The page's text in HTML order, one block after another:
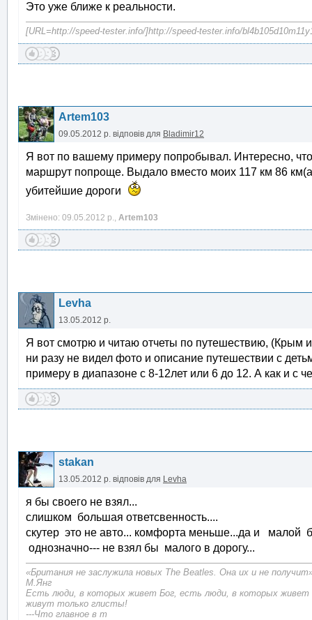
Это уже ближе к реальности.
[URL=http://speed-tester.info/]http://speed-tester.info/
Artem103
09.05.2012 р. відповів для Bladimir12
Я вот по вашему примеру попробывал. Интересно,
маршрут попроще. Выдало вместо моих 117 км 86
убитейшие дороги
Змінено: 09.05.2012 р., Artem103
Levha
13.05.2012 р.
Я вот смотрю и читаю отчеты по путешествию, (Крым
ни разу не видел фото и описание путешествии с
примеру в диапазоне с 8-12лет или 6 до 12. А как и с
stakan
13.05.2012 р. відповів для Levha
я бы своего не взял...
слишком большая ответсвенность....
скутер это не авто... комфорта меньше...да и малой
однозначно--- не взял бы малого в дорогу...
«Британия не заслужила новых The Beatles. Она их и не
М.Янг
Есть люди, в которых живет Бог, есть люди, в которых живет
живут только глисты!
---Что главное в т